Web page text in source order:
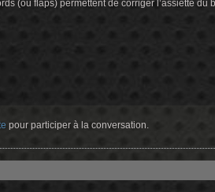
(ou flaps) permettent de corriger l’assiette
pour participer à la conversation.